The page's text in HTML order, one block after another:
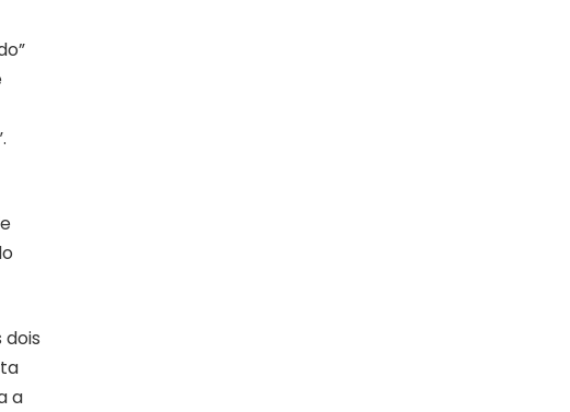
a